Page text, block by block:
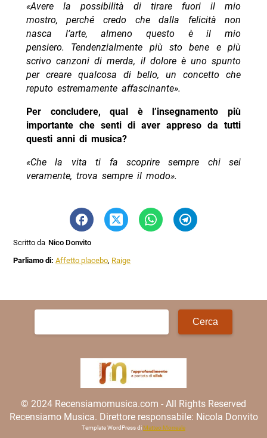
«Avere la possibilità di tirare fuori il mio
mostro, perché credo che dalla felicità non
nasca l’arte, almeno questo è il mio
pensiero. Tendenzialmente più sto bene e più
scrivo canzoni di merda, il dolore è uno spunto
per creare qualcosa di bello, un concetto che
reputo estremamente affascinante».
Per concludere, qual è l’insegnamento più
importante che senti di aver appreso da tutti
questi anni di musica?
«Che la vita ti fa scoprire sempre chi sei
veramente, trova sempre il modo».
Scritto da Nico Donvito
Parliamo di:Affetto placebo, Raige
Ricerca
© 2024 Recensiamomusica.com - All Rights Reserved
Recensiamo Musica. Direttore responsabile: Nicola Donvito
Template WordPress di Matteo Morreale